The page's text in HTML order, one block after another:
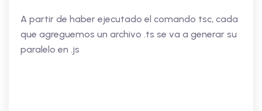
A partir de haber ejecutado el comando tsc, cada
que agreguemos un archivo .ts se va a generar su
paralelo en .js